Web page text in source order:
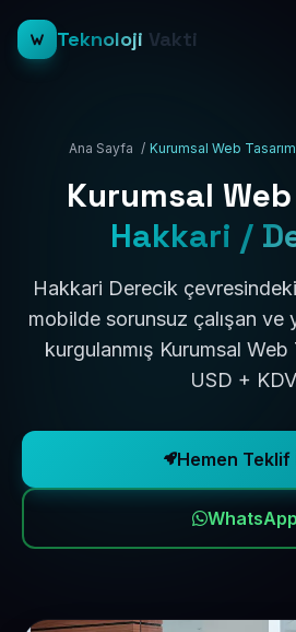
Teknoloji Vakti
Ana Sayfa / Kurumsal Web Tasarım
Kurumsal Web
Hakkari /
Hakkari Derecik
mobilde sorunsuz çalışan ve
kurgulanmış Kurumsal Web
USD +
Hemen Teklif
WhatsApp